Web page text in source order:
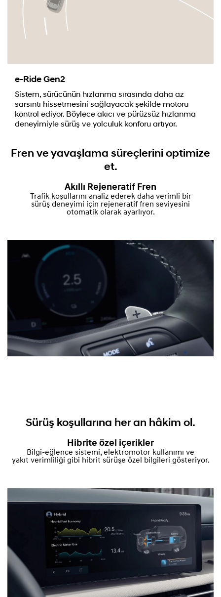
e-Ride Gen2
Sistem, sürücünün hızlanma sırasında daha az
sarsıntı hissetmesini sağlayacak şekilde motoru
kontrol ediyor. Böylece akıcı ve pürüzsüz hızlanma
deneyimiyle sürüş ve yolculuk konforu artıyor.
Fren ve yavaşlama süreçlerini optimize
et.
Akıllı Rejeneratif Fren
Trafik koşullarını analiz ederek daha verimli bir
sürüş deneyimi için rejeneratif fren seviyesini
otomatik olarak ayarlıyor.
Sürüş koşullarına her an hâkim ol.
Hibrite özel içerikler
Bilgi-eğlence sistemi, elektromotor kullanımı ve
yakıt verimliliği gibi hibrit sürüşe özel bilgileri gösteriyor.